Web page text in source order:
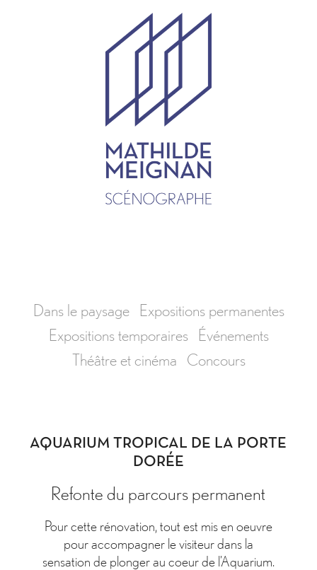
Dans le paysage
Expositions permanentes
Expositions temporaires
Événements
Théâtre et cinéma Concours
AQUARIUM TROPICAL DE LA PORTE
DORÉE
Refonte du parcours permanent
Pour cette rénovation, tout est mis en oeuvre
pour accompagner le visiteur dans la
sensation de plonger au coeur de l’Aquarium.